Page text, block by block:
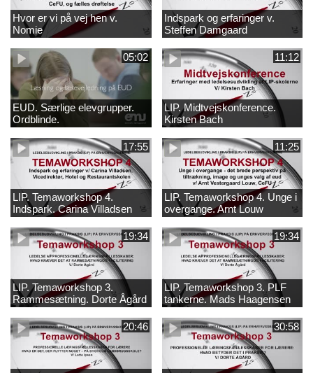
Hvor er vi på vej hen v.
Nomie
Indspark og erfaringer v.
Steffen Damgaard
05:02
EUD. Særlige elevgrupper.
Ordblinde.
11:12
LIP. Midtvejskonference.
Kirsten Bach
17:55
LIP. Temaworkshop 4.
Indspark. Carina Villadsen
11:25
LIP. Temaworkshop 4. Unge i
overgange. Arnt Louw
19:34
LIP. Temaworkshop 3.
Rammesætning. Dorte Ågård
19:34
LIP. Temaworkshop 3. PLF
tankerne. Mads Haagensen
20:46 30:58